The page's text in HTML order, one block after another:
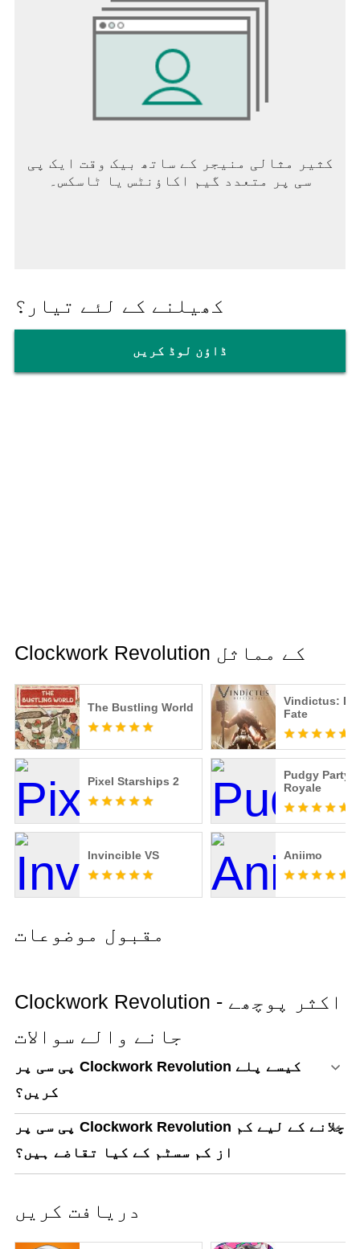
کثیر مثالی منیجر کے ساتھ بیک وقت ایک پی
سی پر متعدد گیم اکاؤنٹس یا ٹاسکس۔
کھیلنے کے لئے تیار؟
ڈاؤن لوڈ کریں
Clockwork Revolution کے مماثل
The Bustling World
Vindictus:
Fate
Pixel Starships 2
Pudgy Party
Royale
Invincible VS Aniimo
مقبول موضوعات
Clockwork Revolution - اکثر پوچھے
جانے والے سوالات
پی سی پر Clockwork Revolution کیسے پلے
کریں؟
پی سی پر Clockwork Revolution چلانے کے لیے کم
از کم سسٹم کے کیا تقاضے ہیں؟
دریافت کریں